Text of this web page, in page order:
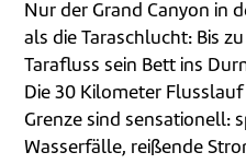
Nur der Grand Canyon in
als die Taraschlucht: Bis
Tarafluss sein Bett ins
Die 30 Kilometer
Grenze sind sensationell:
Wasserfälle, reißende